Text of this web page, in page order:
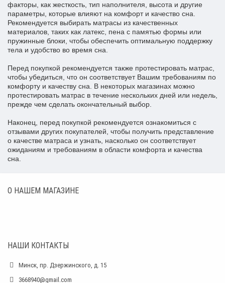
факторы, как жесткость, тип наполнителя, высота и другие
параметры, которые влияют на комфорт и качество сна.
Рекомендуется выбирать матрасы из качественных
материалов, таких как латекс, пена с памятью формы или
пружинные блоки, чтобы обеспечить оптимальную поддержку
тела и удобство во время сна.
Перед покупкой рекомендуется также протестировать матрас,
чтобы убедиться, что он соответствует Вашим требованиям по
комфорту и качеству сна. В некоторых магазинах можно
протестировать матрас в течение нескольких дней или недель,
прежде чем сделать окончательный выбор.
Наконец, перед покупкой рекомендуется ознакомиться с
отзывами других покупателей, чтобы получить представление
о качестве матраса и узнать, насколько он соответствует
ожиданиям и требованиям в области комфорта и качества
сна.
О НАШЕМ МАГАЗИНЕ
НАШИ КОНТАКТЫ
Минск, пр. Дзержинского, д. 15
3668940@gmail.com